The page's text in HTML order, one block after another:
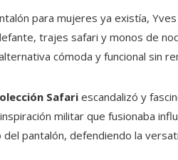
para mujeres ya existía,
trajes safari y monos de
cómoda y funcional sin
Safari escandalizó y
militar que fusionaba
del pantalón, defendiendo la